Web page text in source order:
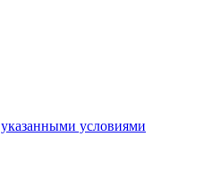
указанными условиями